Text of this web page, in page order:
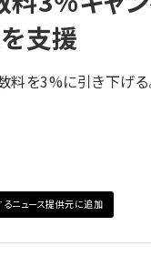
支援
を3%に引き下げる
るニュース提供元に追加